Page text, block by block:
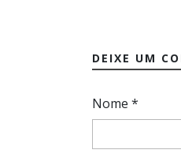
DEIXE UM
Nome *